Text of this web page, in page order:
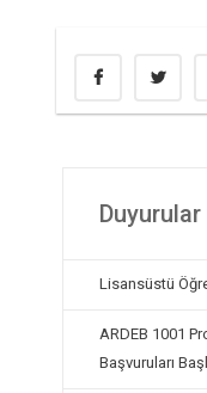
Dijital
Duyurular
Lisansüstü
ARDEB 1001
Başvuruları